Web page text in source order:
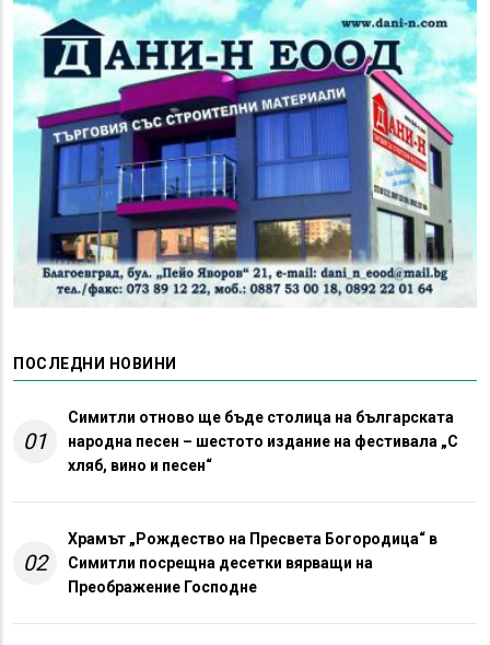
ПОСЛЕДНИ НОВИНИ
01
Симитли отново ще бъде столица на българската
народна песен – шестото издание на фестивала „С
хляб, вино и песен“
02
Храмът „Рождество на Пресвета Богородица“ в
Симитли посрещна десетки вярващи на
Преображение Господне